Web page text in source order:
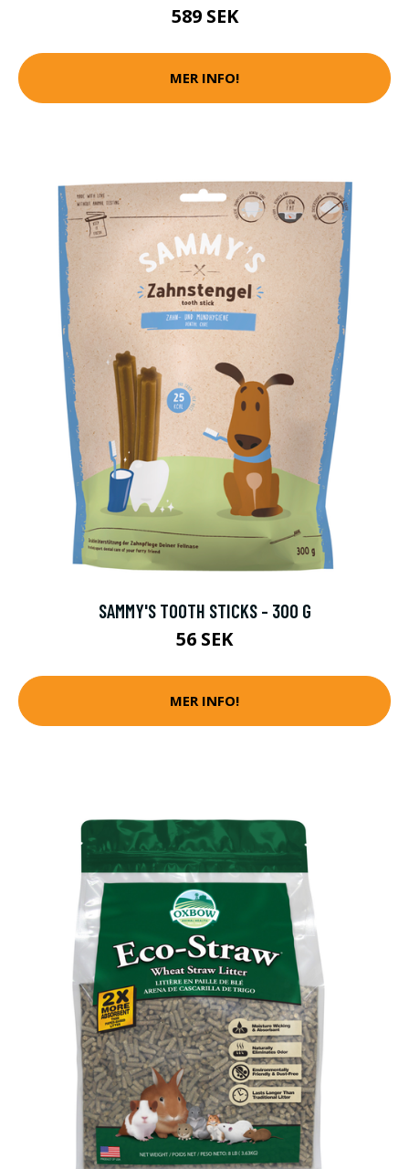
589 SEK
MER INFO!
SAMMY'S TOOTH STICKS - 300 G
56 SEK
MER INFO!